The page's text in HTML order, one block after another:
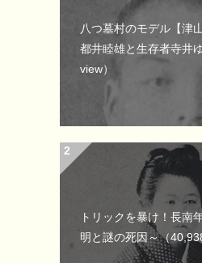
八つ墓村のモデル【津
都井睦雄と生存者寺井
view）
トリックを暴け！長南
明と謎の死因～（